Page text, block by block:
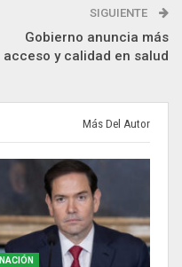
SIGUIENTE
Gobierno anuncia más
acceso y calidad en salud
Más Del Autor
NACIÓN